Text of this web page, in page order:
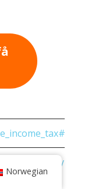
property-
Norwegian